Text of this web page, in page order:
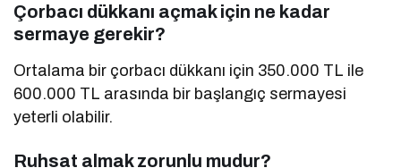
Çorbacı dükkanı açmak için ne kadar
sermaye gerekir?
Ortalama bir çorbacı dükkanı için 350.000 TL ile
600.000 TL arasında bir başlangıç sermayesi
yeterli olabilir.
Ruhsat almak zorunlu mudur?